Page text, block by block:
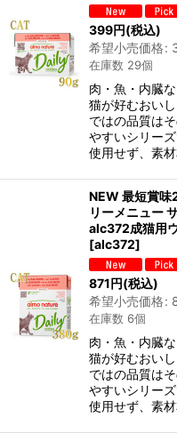
399円(税込)
希望小売価格:
在庫数 29個
肉・魚・内臓
猫が好むおい
ではの品質は
やすいシリー
使用せず、素
NEW 最短賞味
リーメニュー
alc372成猫用
[alc372]
871円(税込)
希望小売価格:
在庫数 6個
肉・魚・内臓
猫が好むおい
ではの品質は
やすいシリー
使用せず、素